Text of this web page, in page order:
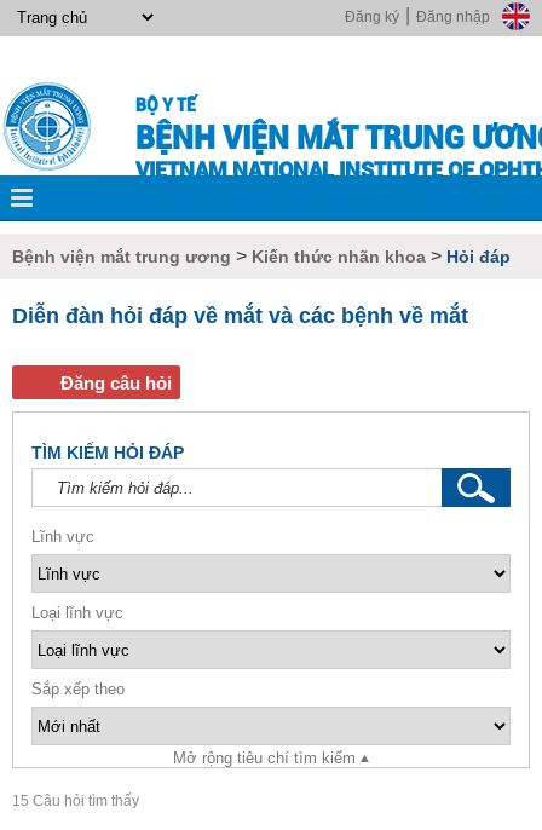
Đăng nhập
Đăng ký
BỘ Y TẾ
BỆNH VIỆN MẮT TRUNG
VIETNAM NATIONAL INSTITUTE OF
Bệnh viện mắt trung ương > Kiến thức nhãn khoa > Hỏi đáp
Diễn đàn hỏi đáp về mắt và các bệnh về mắt
TÌM KIẾM HỎI ĐÁP
Lĩnh vực
Loại lĩnh vực
Sắp xếp theo
Mở rộng tiêu chí tìm kiếm
15 Câu hỏi tìm thấy